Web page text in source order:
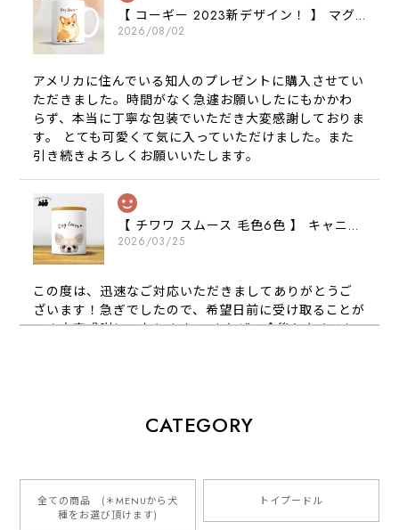
【 コーギー 2023新デザイン！ 】 マグカップ お家用 プレゼント 犬 うちの子 犬グッズ ギフト
2026/08/02
アメリカに住んでいる知人のプレゼントに購入させてい
ただきました。時間がなく急遽お願いしたにもかかわ
らず、本当に丁寧な包装でいただき大変感謝しておりま
す。 とても可愛くて気に入っていただけました。また
引き続きよろしくお願いいたします。
【 チワワ スムース 毛色6色 】 キャニスター 保存容器 お家用 プレゼント 犬 ペット うちの子 犬グッズ
2026/03/25
この度は、迅速なご対応いただきましてありがとうご
ざいます！急ぎでしたので、希望日前に受け取ることが
でき大変感謝しております！ またぜひ今後ともよろし
2026/01/16
とっても可愛くて、わんちゃんの名前や電話番号も分か
りやすくて最高です！ ありがとうございました❁⃘*.ﾟ
ご縁がありましたら、またよろしくお願いいたします。
CATEGORY
全ての商品 (＊MENUから犬
種をお選び頂けます)
トイプードル